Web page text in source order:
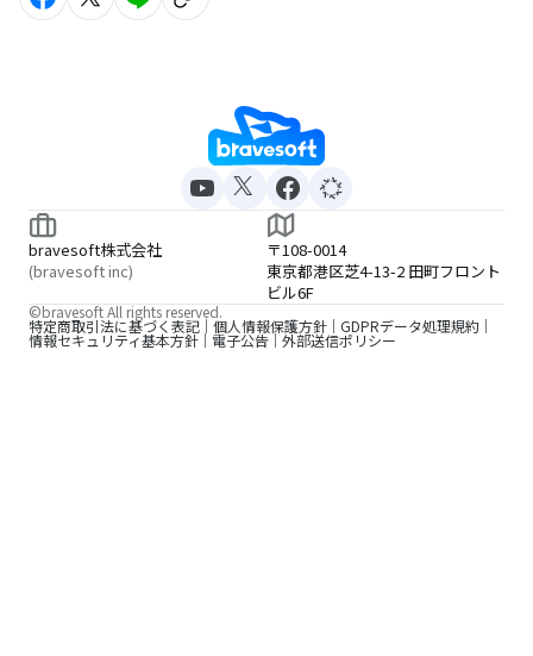
bravesoft株式会社
(bravesoft inc)
〒108-0014
東京都港区芝4-13-2 田町フロント
ビル6F
特定商取引法に基づく表記 個人情報保護方針 GDPRデータ処理規約
情報セキュリティ基本方針 電子公告 外部送信ポリシー
©bravesoft All rights reserved.